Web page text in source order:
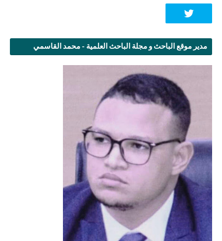
مدير موقع الباحث و مجلة الباحث العلمية - محمد القاسمي